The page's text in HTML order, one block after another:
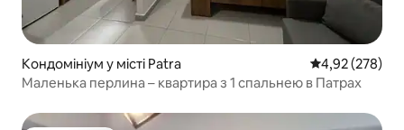
Кондомініум у місті Patra Середня
4,92 (278)
Маленька перлина – квартира з 1 спальнею в Патрах